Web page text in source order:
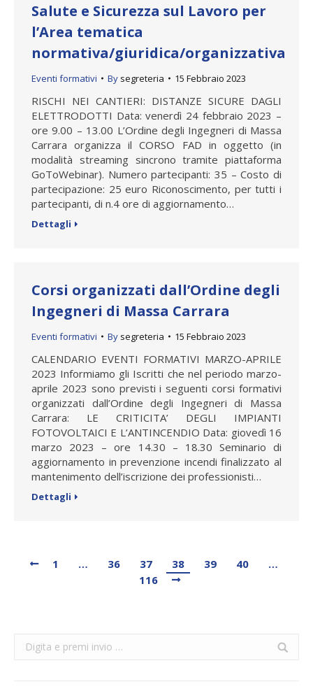
Salute e Sicurezza sul Lavoro per
l’Area tematica
normativa/giuridica/organizzativa
Eventi formativi By segreteria 15 Febbraio 2023
RISCHI NEI CANTIERI: DISTANZE SICURE DAGLI
ELETTRODOTTI Data: venerdì 24 febbraio 2023 –
ore 9.00 – 13.00 L’Ordine degli Ingegneri di Massa
Carrara organizza il CORSO FAD in oggetto (in
modalità streaming sincrono tramite piattaforma
GoToWebinar). Numero partecipanti: 35 – Costo di
partecipazione: 25 euro Riconoscimento, per tutti i
partecipanti, di n.4 ore di aggiornamento…
Dettagli
Corsi organizzati dall’Ordine degli
Ingegneri di Massa Carrara
Eventi formativi By segreteria 15 Febbraio 2023
CALENDARIO EVENTI FORMATIVI MARZO-APRILE
2023 Informiamo gli Iscritti che nel periodo marzo-
aprile 2023 sono previsti i seguenti corsi formativi
organizzati dall’Ordine degli Ingegneri di Massa
Carrara: LE CRITICITA’ DEGLI IMPIANTI
FOTOVOLTAICI E L’ANTINCENDIO Data: giovedì 16
marzo 2023 – ore 14.30 – 18.30 Seminario di
aggiornamento in prevenzione incendi finalizzato al
mantenimento dell’iscrizione dei professionisti…
Dettagli
1 … 36 37 38 39 40
…
116
Search: